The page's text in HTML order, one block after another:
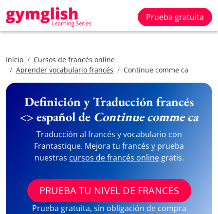
Prueba gratuita
Inicio
Cursos de francés online
Aprender vocabulario francés
Continue comme ca
Definición y Traducción francés
<> español de Continue comme ca
Traducción al francés y vocabulario con
Frantastique. Mejora tu francés y prueba
nuestras cursos de francés onlinegratis.
PRUEBA TU NIVEL DE FRANCÉS
Prueba gratuita, sin obligación de compra